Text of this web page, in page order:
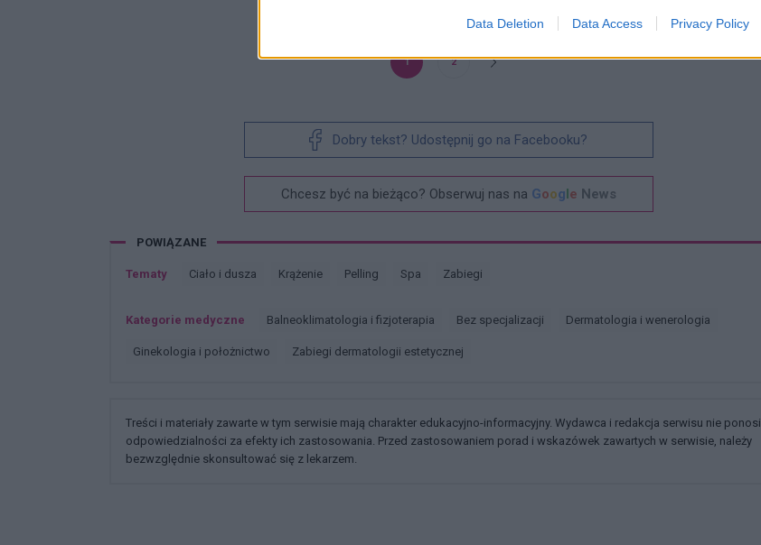
Data Deletion Data Access Privacy Policy
1 2
Dobry tekst? Udostępnij go na Facebooku?
Chcesz być na bieżąco? Obserwuj nas na Google News
POWIĄZANE
Tematy Ciało i dusza Krążenie Pelling Spa Zabiegi
Kategorie medyczne Balneoklimatologia i fizjoterapia Bez specjalizacji Dermatologia i wenerologia
Ginekologia i położnictwo Zabiegi dermatologii estetycznej
Treści i materiały zawarte w tym serwisie mają charakter edukacyjno-informacyjny. Wydawca i redakcja serwisu nie ponosi
odpowiedzialności za efekty ich zastosowania. Przed zastosowaniem porad i wskazówek zawartych w serwisie, należy
bezwzględnie skonsultować się z lekarzem.